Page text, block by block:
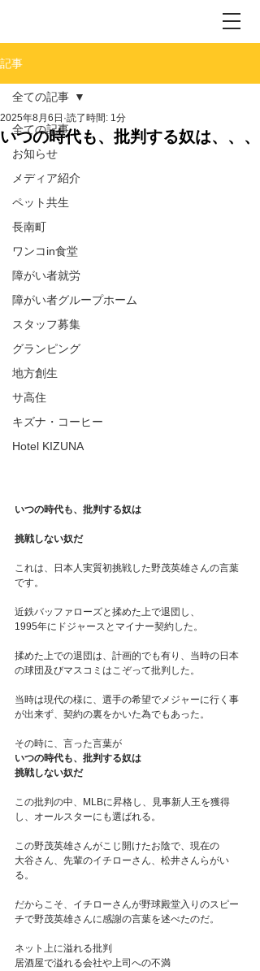
記事
全ての記事
お知らせ
メディア紹介
ペット共生
長南町
ワンコin食堂
障がい者就労
障がい者グループホーム
スタッフ募集
グランピング
地方創生
サ高住
キズナ・コーヒー
Hotel KIZUNA
全ての記事
いつの時代も、批判する奴は、、、
2025年8月6日 読了時間: 1分
いつの時代も、批判する奴は
挑戦しない奴だ
これは、日本人実質初挑戦した野茂英雄さんの言葉
です。
近鉄バッファローズと揉めた上で退団し、
1995年にドジャースとマイナー契約した。
揉めた上での退団は、計画的でも有り、当時の日本
の球団及びマスコミはこぞって批判した。
当時は現代の様に、選手の希望でメジャーに行く事
が出来ず、契約の裏をかいた為でもあった。
その時に、言った言葉が
いつの時代も、批判する奴は
挑戦しない奴だ
この批判の中、MLBに昇格し、見事新人王を獲得
し、オールスターにも選ばれる。
この野茂英雄さんがこじ開けたお陰で、現在の
大谷さん、先輩のイチローさん、松井さんらがい
る。
だからこそ、イチローさんが野球殿堂入りのスピー
チで野茂英雄さんに感謝の言葉を述べたのだ。
ネット上に溢れる批判
居酒屋で溢れる会社や上司への不満